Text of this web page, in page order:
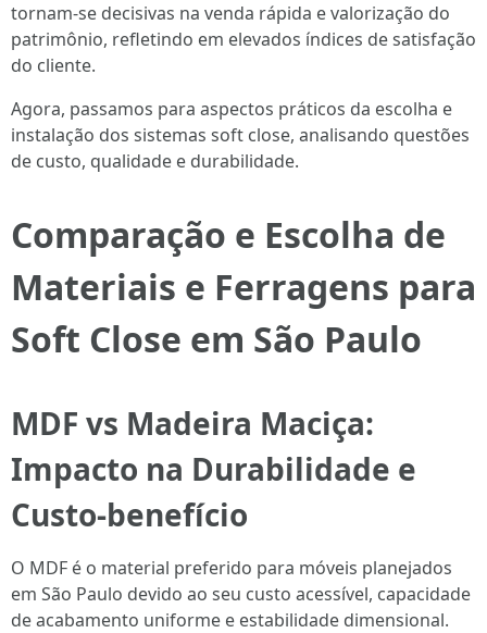
tornam-se decisivas na venda rápida e valorização do
patrimônio, refletindo em elevados índices de satisfação
do cliente.
Agora, passamos para aspectos práticos da escolha e
instalação dos sistemas soft close, analisando questões
de custo, qualidade e durabilidade.
Comparação e Escolha de
Materiais e Ferragens para
Soft Close em São Paulo
MDF vs Madeira Maciça:
Impacto na Durabilidade e
Custo-benefício
O MDF é o material preferido para móveis planejados
em São Paulo devido ao seu custo acessível, capacidade
de acabamento uniforme e estabilidade dimensional.